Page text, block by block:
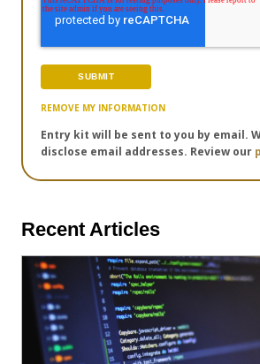
REMOVE MY INFORMATION
Entry kit will be sent to you by email.
disclose email addresses. Review our
Recent Articles